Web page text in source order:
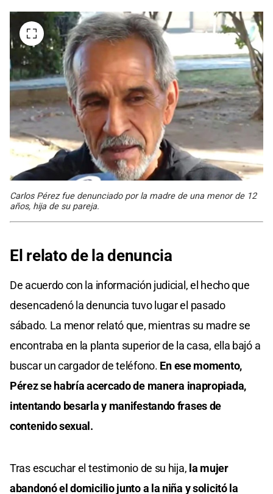
Carlos Pérez fue denunciado por la madre de una menor de 12
años, hija de su pareja.
El relato de la denuncia
De acuerdo con la información judicial, el hecho que
desencadenó la denuncia tuvo lugar el pasado
sábado. La menor relató que, mientras su madre se
encontraba en la planta superior de la casa, ella bajó a
buscar un cargador de teléfono. En ese momento,
Pérez se habría acercado de manera inapropiada,
intentando besarla y manifestando frases de
contenido sexual.
Tras escuchar el testimonio de su hija, la mujer
abandonó el domicilio junto a la niña y solicitó la